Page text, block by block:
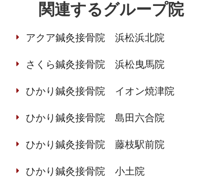
関連するグループ院
アクア鍼灸接骨院 浜松浜北院
さくら鍼灸接骨院 浜松曳馬院
ひかり鍼灸接骨院 イオン焼津院
ひかり鍼灸接骨院 島田六合院
ひかり鍼灸接骨院 藤枝駅前院
ひかり鍼灸接骨院 小土院